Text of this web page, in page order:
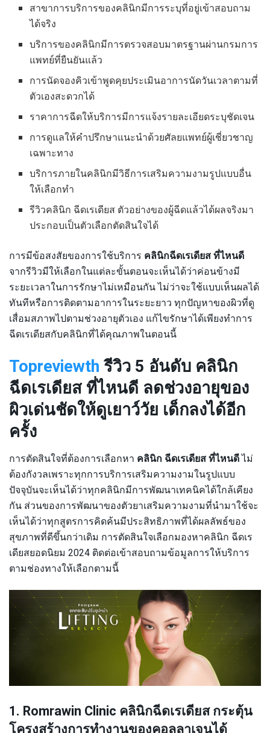
สาขาการบริการของคลินิกมีการระบุที่อยู่เข้าสอบถาม
ได้จริง
บริการของคลินิกมีการตรวจสอบมาตรฐานผ่านกรมการ
แพทย์ที่ยืนยันแล้ว
การนัดจองคิวเข้าพูดคุยประเมินอาการนัดวันเวลาตามที่
ตัวเองสะดวกได้
ราคาการฉีดให้บริการมีการแจ้งรายละเอียดระบุชัดเจน
การดูแลให้คำปรึกษาแนะนำด้วยศัลยแพทย์ผู้เชี่ยวชาญ
เฉพาะทาง
บริการภายในคลินิกมีวิธีการเสริมความงามรูปแบบอื่น
ให้เลือกทำ
รีวิวคลินิก ฉีดเรเดียส ตัวอย่างของผู้ฉีดแล้วได้ผลจริงมา
ประกอบเป็นตัวเลือกตัดสินใจได้
การมีข้อสงสัยของการใช้บริการ คลินิกฉีดเรเดียส ที่ไหนดี
จากรีวิวมีให้เลือกในแต่ละขั้นตอนจะเห็นได้ว่าค่อนข้างมี
ระยะเวลาในการรักษาไม่เหมือนกัน ไม่ว่าจะใช้แบบเห็นผลได้
ทันทีหรือการติดตามอาการในระยะยาว ทุกปัญหาของผิวที่ดู
เสื่อมสภาพไปตามช่วงอายุตัวเอง แก้ไขรักษาได้เพียงทำการ
ฉีดเรเดียสกับคลินิกที่ได้คุณภาพในตอนนี้
Topreviewth รีวิว 5 อันดับ คลินิก
ฉีดเรเดียส ที่ไหนดี ลดช่วงอายุของ
ผิวเด่นชัดให้ดูเยาว์วัย เด็กลงได้อีก
ครั้ง
การตัดสินใจที่ต้องการเลือกหา คลินิก ฉีดเรเดียส ที่ไหนดีไม่
ต้องกังวลเพราะทุกการบริการเสริมความงามในรูปแบบ
ปัจจุบันจะเห็นได้ว่าทุกคลินิกมีการพัฒนาเทคนิคได้ใกล้เคียง
กัน ส่วนของการพัฒนาของตัวยาเสริมความงามที่นำมาใช้จะ
เห็นได้ว่าทุกสูตรการคิดค้นมีประสิทธิภาพที่ได้ผลลัพธ์ของ
สุขภาพที่ดีขึ้นกว่าเดิม การตัดสินใจเลือกมองหาคลินิก ฉีดเร
เดียสยอดนิยม 2024 ติดต่อเข้าสอบถามข้อมูลการให้บริการ
ตามช่องทางให้เลือกตามนี้
1. Romrawin Clinic คลินิกฉีดเรเดียส กระตุ้น